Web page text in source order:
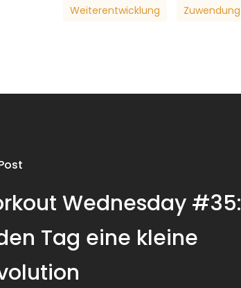
Weiterentwicklung Zuwendung
Wednesday #35:
Tag eine kleine